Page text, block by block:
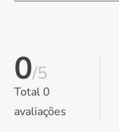
0/5
Total0
avaliações